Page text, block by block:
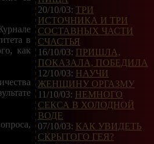
в
как
20/10/03: ТРИ
ИСТОЧНИКА И ТРИ
СОСТАВНЫХ ЧАСТИ
СЧАСТЬЯ
16/10/03: ПРИШЛА,
ПОКАЗАЛА, ПОБЕДИЛА
12/10/03: НАУЧИ
ЖЕНЩИНУ ОРГАЗМУ
11/10/03: НЕМНОГО
СЕКСА В ХОЛОДНОЙ
ВОДЕ
07/10/03: КАК УВИДЕТЬ
СКРЫТОГО ГЕЯ?